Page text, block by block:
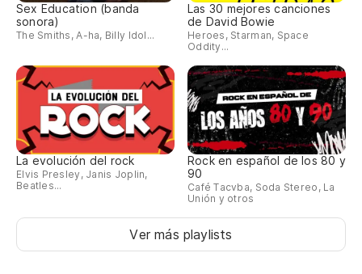
Sex Education (banda
sonora)
The Smiths, A-ha, Billy Idol...
Las 30 mejores canciones
de David Bowie
Heroes, Starman, Space
Oddity...
La evolución del rock
Elvis Presley, Janis Joplin,
Beatles...
Rock en español de los 80 y
90
Café Tacvba, Soda Stereo, La
Unión y otros
Ver más playlists